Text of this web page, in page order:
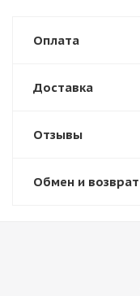
Оплата
Доставка
Отзывы
Обмен и возврат